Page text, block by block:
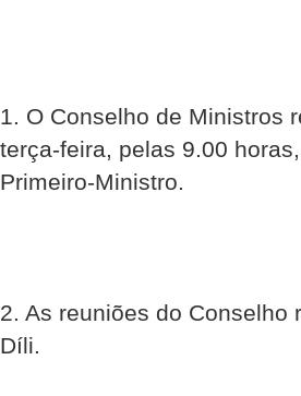
1. O Conselho de Ministros
terça-feira, pelas 9.00
Primeiro-Ministro.
2. As reuniões do Conselho
Díli.